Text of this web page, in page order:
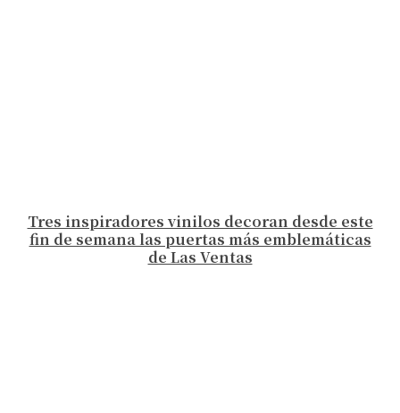
Tres inspiradores vinilos decoran desde este
fin de semana las puertas más emblemáticas
de Las Ventas